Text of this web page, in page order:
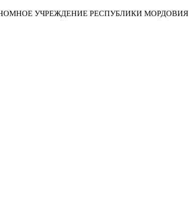
УЧРЕЖДЕНИЕ РЕСПУБЛИКИ МОРДОВИЯ